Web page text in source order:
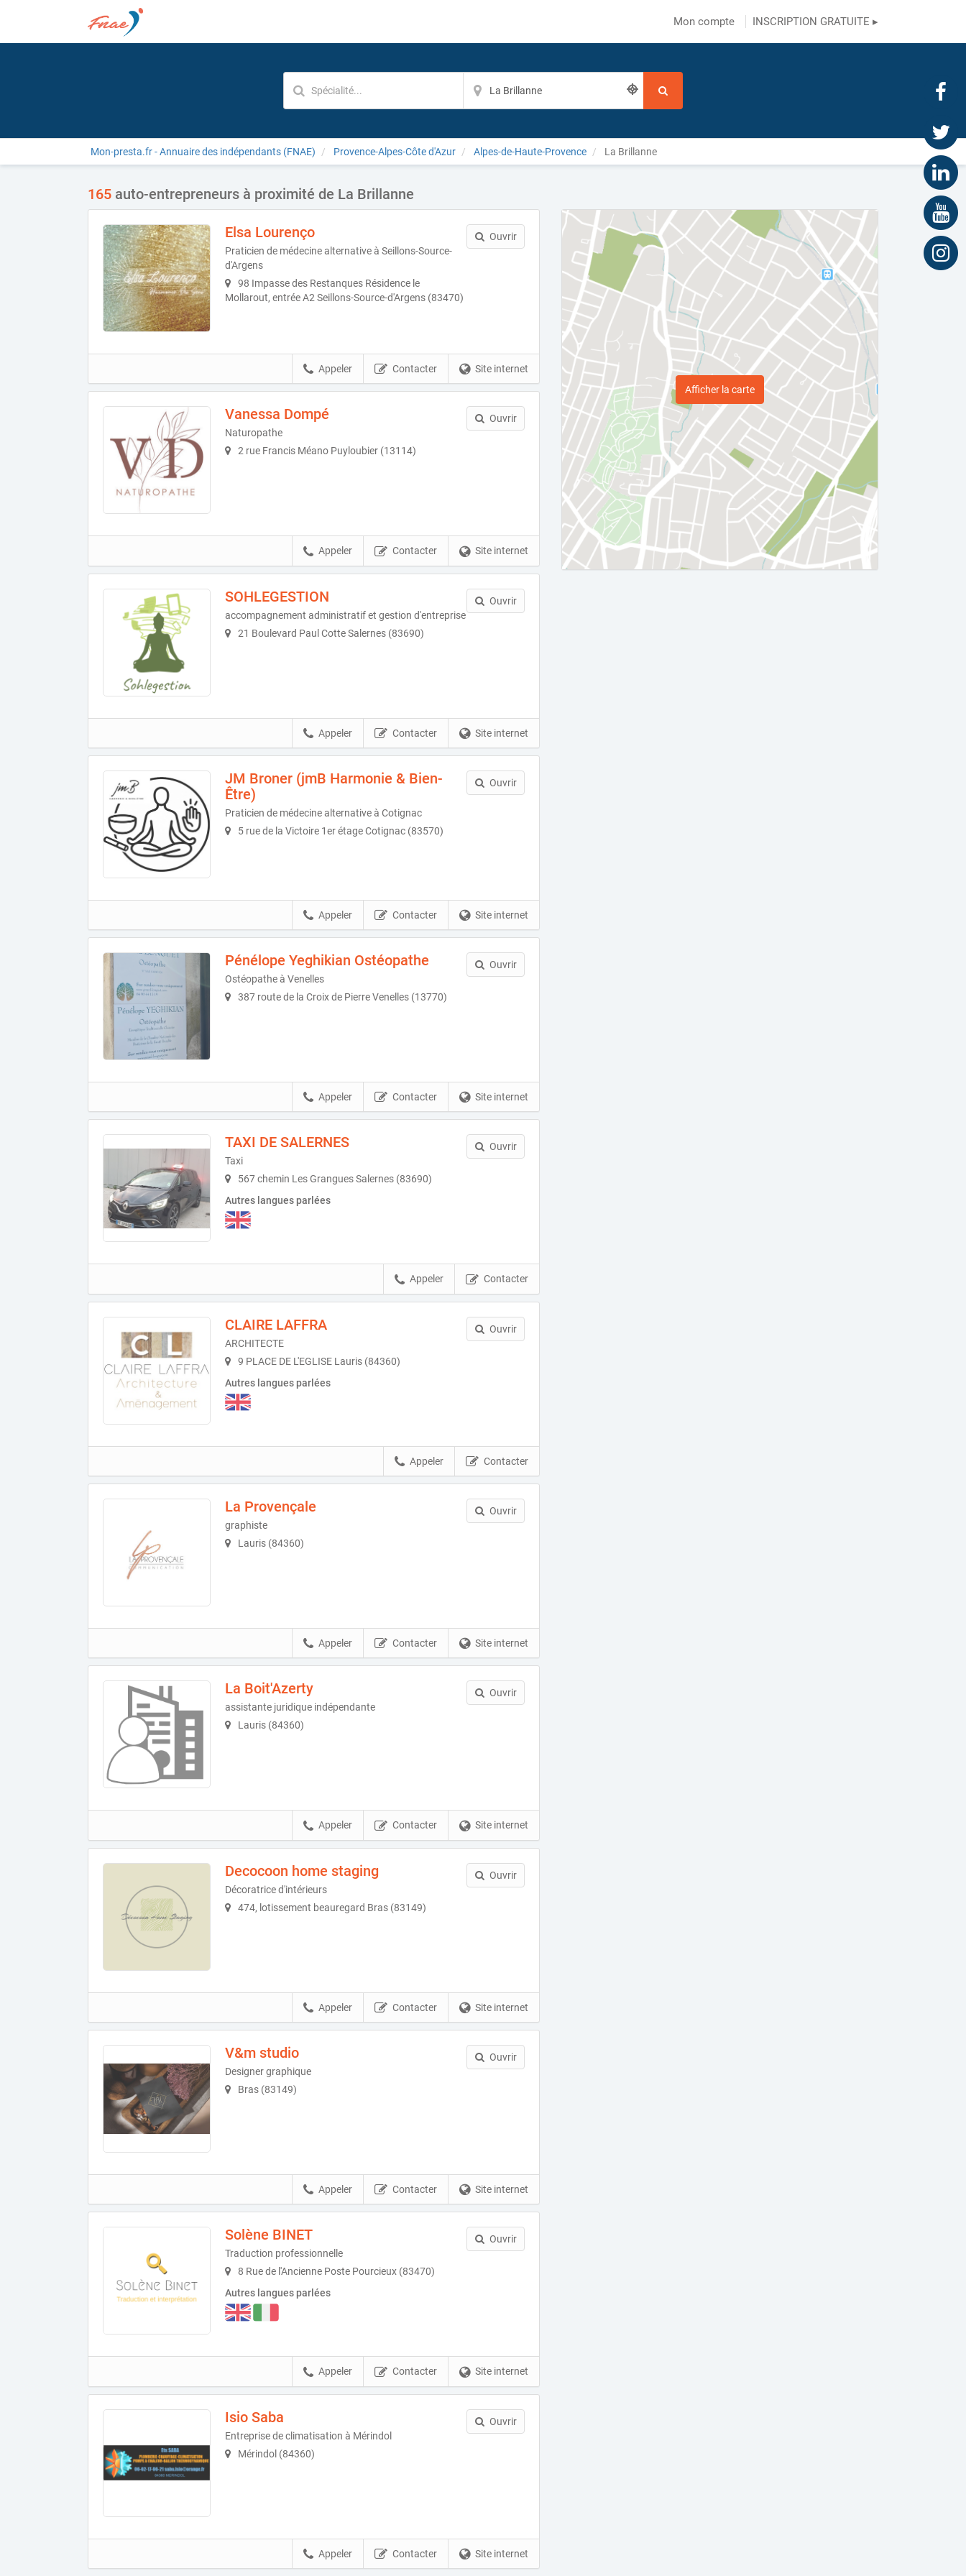
Mon compte INSCRIPTION GRATUITE ▸
Mon-presta.fr - Annuaire des indépendants (FNAE) Provence-Alpes-Côte d'Azur Alpes-de-Haute-Provence La Brillanne
165 auto-entrepreneurs à proximité de La Brillanne
Elsa Lourenço
Praticien de médecine alternative à Seillons-Source-
d'Argens
98 Impasse des Restanques Résidence le
Mollarout, entrée A2 Seillons-Source-d'Argens (83470)
Ouvrir
Site internet
Contacter
Appeler
Vanessa Dompé
Naturopathe
2 rue Francis Méano Puyloubier (13114)
Ouvrir
Site internet
Contacter
Appeler
SOHLEGESTION
accompagnement administratif et gestion d'entreprise
21 Boulevard Paul Cotte Salernes (83690)
Ouvrir
Site internet
Contacter
Appeler
JM Broner (jmB Harmonie & Bien-
Être)
Praticien de médecine alternative à Cotignac
5 rue de la Victoire 1er étage Cotignac (83570)
Ouvrir
Site internet
Contacter
Appeler
Pénélope Yeghikian Ostéopathe
Ostéopathe à Venelles
387 route de la Croix de Pierre Venelles (13770)
Ouvrir
Site internet
Contacter
Appeler
TAXI DE SALERNES
Taxi
567 chemin Les Grangues Salernes (83690)
Autres langues parlées
Ouvrir
Contacter
Appeler
CLAIRE LAFFRA
ARCHITECTE
9 PLACE DE L'EGLISE Lauris (84360)
Autres langues parlées
Ouvrir
Contacter
Appeler
La Provençale
graphiste
Lauris (84360)
Ouvrir
Site internet
Contacter
Appeler
La Boit'Azerty
assistante juridique indépendante
Lauris (84360)
Ouvrir
Site internet
Contacter
Appeler
Decocoon home staging
Décoratrice d'intérieurs
474, lotissement beauregard Bras (83149)
Ouvrir
Site internet
Contacter
Appeler
V&m studio
Designer graphique
Bras (83149)
Ouvrir
Site internet
Contacter
Appeler
Solène BINET
Traduction professionnelle
8 Rue de l'Ancienne Poste Pourcieux (83470)
Autres langues parlées
Ouvrir
Site internet
Contacter
Appeler
Isio Saba
Entreprise de climatisation à Mérindol
Mérindol (84360)
Ouvrir
Site internet
Contacter
Appeler
Afficher la carte